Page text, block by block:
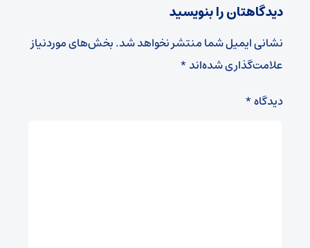
دیدگاهتان را بنویسید
نشانی ایمیل شما منتشر نخواهد شد.بخش‌های موردنیاز
علامت‌گذاری شده‌اند*
دیدگاه*